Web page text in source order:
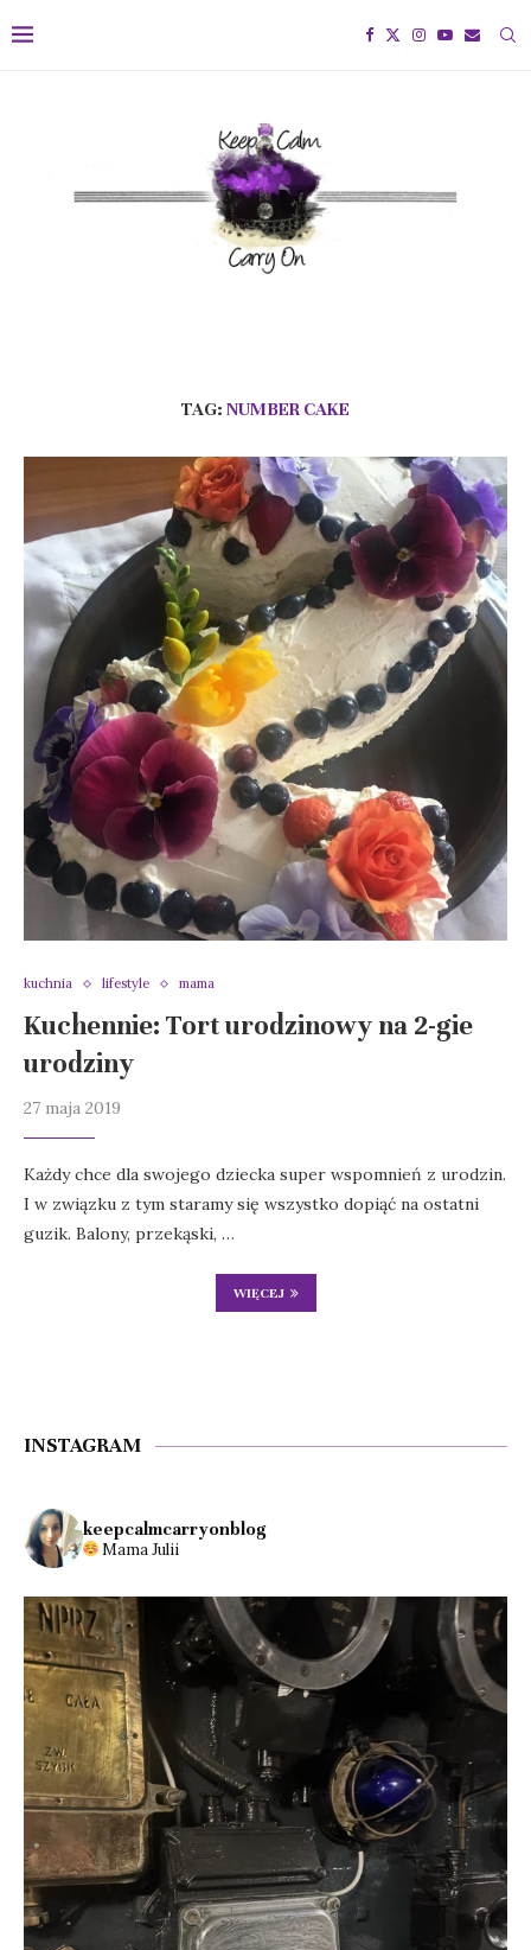
TAG: NUMBER CAKE
kuchnia lifestyle mama
Kuchennie: Tort urodzinowy na 2-gie
urodziny
27 maja 2019
Każdy chce dla swojego dziecka super wspomnień z urodzin.
I w związku z tym staramy się wszystko dopiąć na ostatni
guzik. Balony, przekąski, …
WIĘCEJ
INSTAGRAM
keepcalmcarryonblog
Mama Julii